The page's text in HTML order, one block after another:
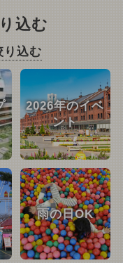
込む
り込む
2026年のイベ
ント
雨の日OK